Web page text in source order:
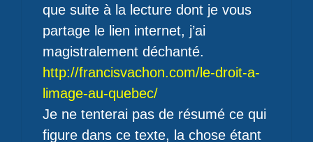
que suite à la lecture dont je vous
partage le lien internet, j’ai
magistralement déchanté.
http://francisvachon.com/le-droit-a-
limage-au-quebec/
Je ne tenterai pas de résumé ce qui
figure dans ce texte, la chose étant